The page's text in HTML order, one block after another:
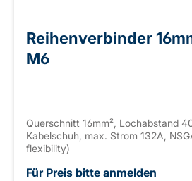
Reihenverbinder
M6
Querschnitt 16mm², Lochabstand
Kabelschuh, max. Strom 132A,
flexibility)
Für Preis bitte anmelden